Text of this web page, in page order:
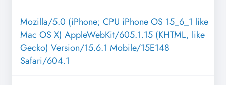
Mozilla/5.0 (iPhone; CPU iPhone OS 15_6_1 like
Mac OS X) AppleWebKit/605.1.15 (KHTML, like
Gecko) Version/15.6.1 Mobile/15E148
Safari/604.1